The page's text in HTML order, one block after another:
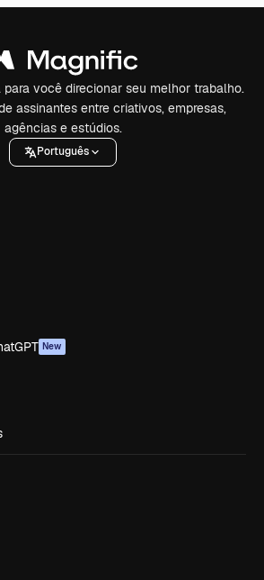
você direcionar seu melhor trabalho.
assinantes entre criativos, empresas,
agências e estúdios.
Português
New